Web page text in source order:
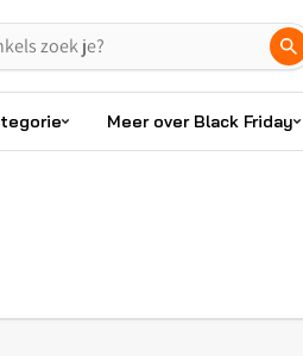
Meer over Black Friday